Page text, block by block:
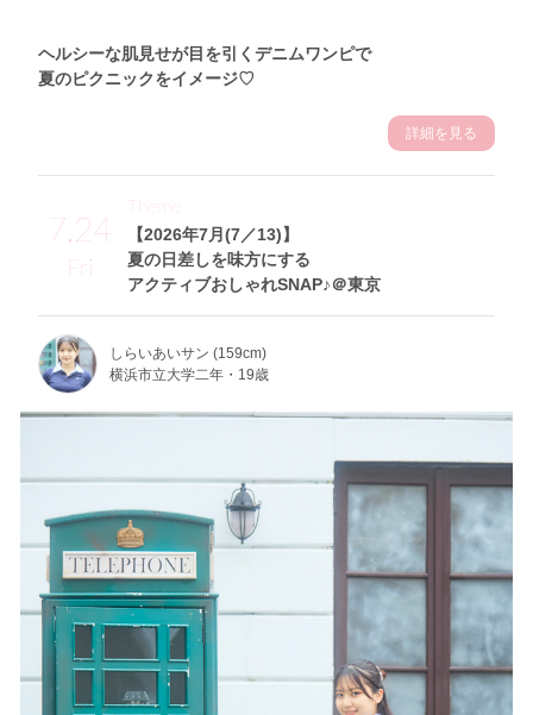
ヘルシーな肌見せが目を引くデニムワンピで
夏のピクニックをイメージ♡
詳細を見る
7.24
Fri
【2026年7月(7／13)】
夏の日差しを味方にする
アクティブおしゃれSNAP♪＠東京
Theme
しらいあいサン (159cm)
横浜市立大学二年・19歳